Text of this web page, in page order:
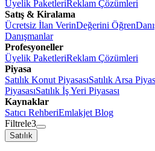
Üyelik PaketleriReklam Çözümleri
Satış & Kiralama
Ücretsiz İlan VerinDeğerini Öğren
Danışmanlar
Profesyoneller
Üyelik PaketleriReklam Çözümleri
Piyasa
Satılık Konut PiyasasıSatılık Arsa
PiyasasıSatılık İş Yeri Piyasası
Kaynaklar
Satıcı RehberiEmlakjet Blog
Filtrele3
Satılık